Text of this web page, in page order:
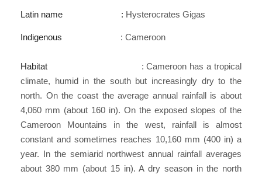
Latin name : Hysterocrates Gigas
Indigenous : Cameroon
Habitat : Cameroon has a tropical
climate, humid in the south but increasingly dry to the
north. On the coast the average annual rainfall is about
4,060 mm (about 160 in). On the exposed slopes of the
Cameroon Mountains in the west, rainfall is almost
constant and sometimes reaches 10,160 mm (400 in) a
year. In the semiarid northwest annual rainfall averages
about 380 mm (about 15 in). A dry season in the north